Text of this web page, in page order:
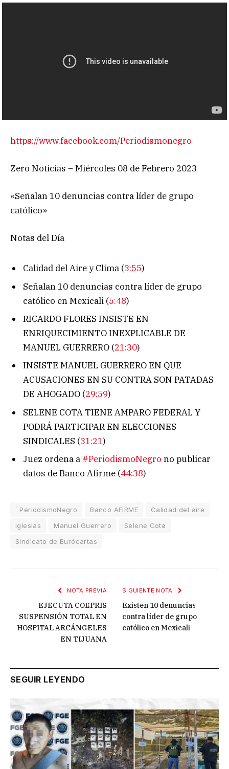
https://www.facebook.com/Periodismonegro
Zero Noticias – Miércoles 08 de Febrero 2023
«Señalan 10 denuncias contra líder de grupo
católico»
Notas del Día
Calidad del Aire y Clima (3:55)
Señalan 10 denuncias contra líder de grupo
católico en Mexicali (5:48)
RICARDO FLORES INSISTE EN
ENRIQUECIMIENTO INEXPLICABLE DE
MANUEL GUERRERO (21:30)
INSISTE MANUEL GUERRERO EN QUE
ACUSACIONES EN SU CONTRA SON PATADAS
DE AHOGADO (29:59)
SELENE COTA TIENE AMPARO FEDERAL Y
PODRÁ PARTICIPAR EN ELECCIONES
SINDICALES (31:21)
Juez ordena a #PeriodismoNegro no publicar
datos de Banco Afirme (44:38)
¨PeriodismoNegro Banco AFIRME
Calidad del aire
iglesias
Manuel Guerrero
Selene Cota
Sindicato de Burócartas
NOTA PREVIA
EJECUTA COEPRIS
SUSPENSIÓN TOTAL EN
HOSPITAL ARCÁNGELES
EN TIJUANA
SIGUIENTE NOTA
Existen 10 denuncias
contra líder de grupo
católico en Mexicali
SEGUIR LEYENDO